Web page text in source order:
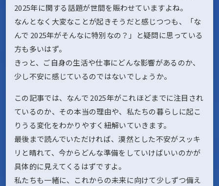
2025年に関する話題が世間を賑わせていますよね。
なんとなく大変なことが起きそうだと感じつつも、「な
んで 2025年がそんなに特別なの？」と疑問に思っている
方も多いはず。
きっと、ご自身の生活や仕事にどんな影響があるのか、
少し不安に感じているのではないでしょうか。
この記事では、なんで 2025年がこれほどまでに注目され
ているのか、その本当の理由や、私たちの暮らしに起こ
りうる変化をわかりやすく紐解いていきます。
最後まで読んでいただければ、漠然とした不安がスッキ
リと晴れて、今からどんな準備をしていけばいいのかが
具体的に見えてくるはずですよ。
私たちも一緒に、これからの未来に向けて少しずつ備え